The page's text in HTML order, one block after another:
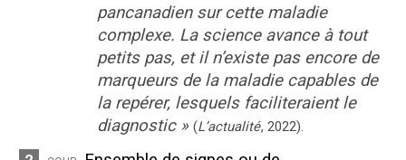
pancanadien sur cette maladie
complexe. La science avance à tout
petits pas, et il n’existe pas encore de
marqueurs de la maladie capables de
la repérer, lesquels faciliteraient le
diagnostic » (L’actualité, 2022).